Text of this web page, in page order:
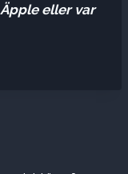
Äppleeller var